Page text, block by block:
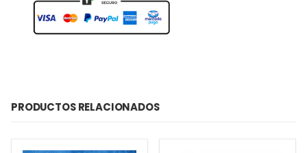
PRODUCTOS RELACIONADOS